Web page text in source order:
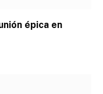
épica en